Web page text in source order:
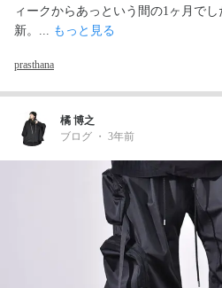
ィークからあっという間の1ヶ月で
新。... もっと見る
prasthana
橘 博之
ブログ ・ 3年前